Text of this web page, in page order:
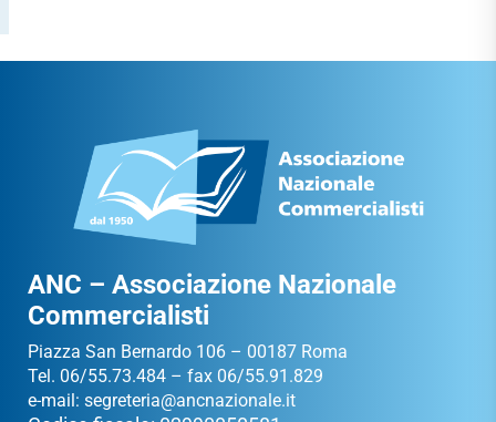
ANC – Associazione Nazionale
Commercialisti
Piazza San Bernardo 106 – 00187 Roma
Tel. 06/55.73.484 – fax 06/55.91.829
e-mail: segreteria@ancnazionale.it